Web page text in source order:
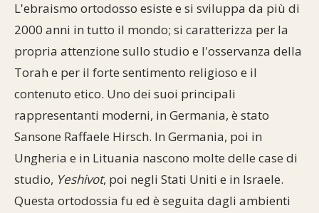
L'ebraismo ortodosso esiste e si sviluppa da più di
2000 anni in tutto il mondo; si caratterizza per la
propria attenzione sullo studio e l'osservanza della
Torah e per il forte sentimento religioso e il
contenuto etico. Uno dei suoi principali
rappresentanti moderni, in Germania, è stato
Sansone Raffaele Hirsch. In Germania, poi in
Ungheria e in Lituania nascono molte delle case di
studio, Yeshivot, poi negli Stati Uniti e in Israele.
Questa ortodossia fu ed è seguita dagli ambienti